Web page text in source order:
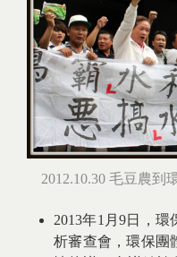
2012.10.30 毛豆農到
2013年1月9日，
析審查會，環保團